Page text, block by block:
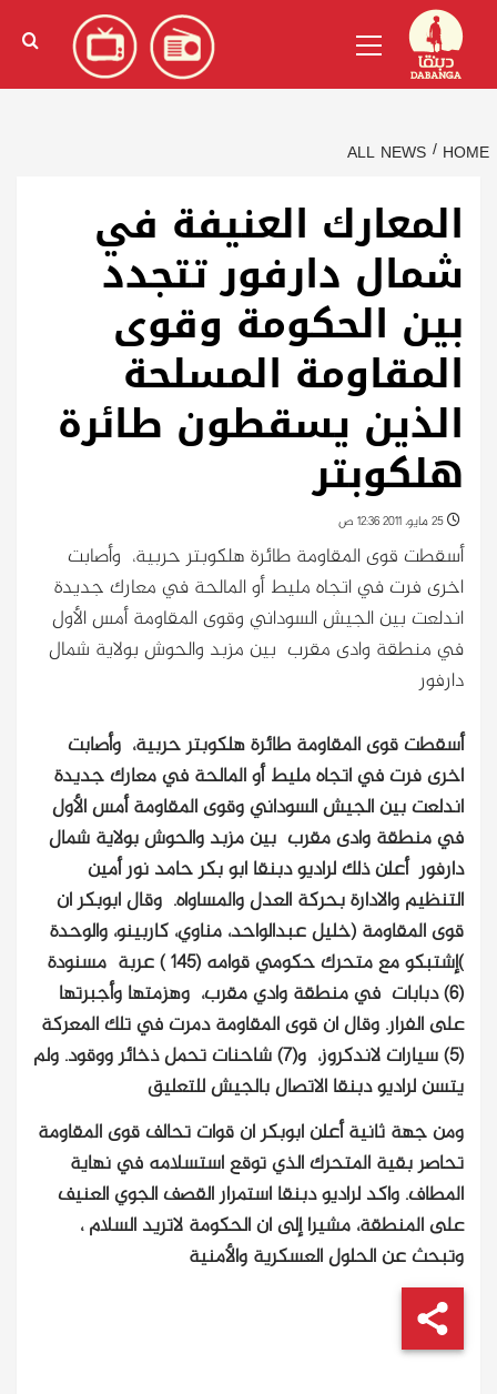
content
الإنجليزية)
Menu
HOME
ALL NEWS
المعارك العنيفة في
شمال دارفور تتجدد
بين الحكومة وقوى
المقاومة المسلحة
الذين يسقطون طائرة
هلكوبتر
أسقطت قوى المقاومة طائرة هلكوبتر حربية، وأصابت
اخرى فرت في اتجاه مليط أو المالحة في معارك جديدة
اندلعت بين الجيش السوداني وقوى المقاومة أمس الأول
في منطقة وادى مقرب بين مزبد والحوش بولاية شمال
دارفور
أسقطت قوى المقاومة طائرة هلكوبتر حربية، وأصابت
اخرى فرت في اتجاه مليط أو المالحة في معارك جديدة
اندلعت بين الجيش السوداني وقوى المقاومة أمس الأول
في منطقة وادى مقرب بين مزبد والحوش بولاية شمال
دارفورأعلن ذلك لراديو دبنقا ابو بكر حامد نور أمين
التنظيم والادارة بحركة العدل والمساواه. وقال ابوبكر ان
قوى المقاومة (خليل عبدالواحد، مناوي، كاربينو، والوحدة
)إشتبكو مع متحرك حكومي قوامه (145 ) عربة مسنودة
(6) دبابات في منطقة وادي مقرب، وهزمتها وأجبرتها
على الفرار. وقال ان قوى المقاومة دمرت في تلك المعركة
(5) سيارات لاندكروز، و(7) شاحنات تحمل ذخائر ووقود. ولم
يتسن لراديو دبنقا الاتصال بالجيش للتعليق
ومن جهة ثانية أعلن ابوبكر ان قوات تحالف قوى المقاومة
تحاصر بقية المتحرك الذي توقع استسلامه في نهاية
المطاف. واكد لراديو دبنقا استمرار القصف الجوي العنيف
على المنطقة، مشيرا إلى ان الحكومة لاتريد السلام ،
وتبحث عن الحلول العسكرية والأمنية